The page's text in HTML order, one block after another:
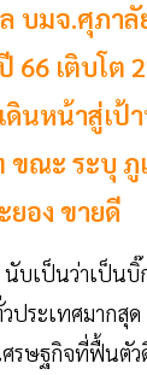
บมจ.ศุภาลั
66 เติบโต
นหน้าสู่เป้
ณะ ระบุ ภู
ยอง ขายดี
นับเป็นว่าเป็นบิ๊
ประเทศมากสุ
รษฐกิจที่ฟื้นตัว